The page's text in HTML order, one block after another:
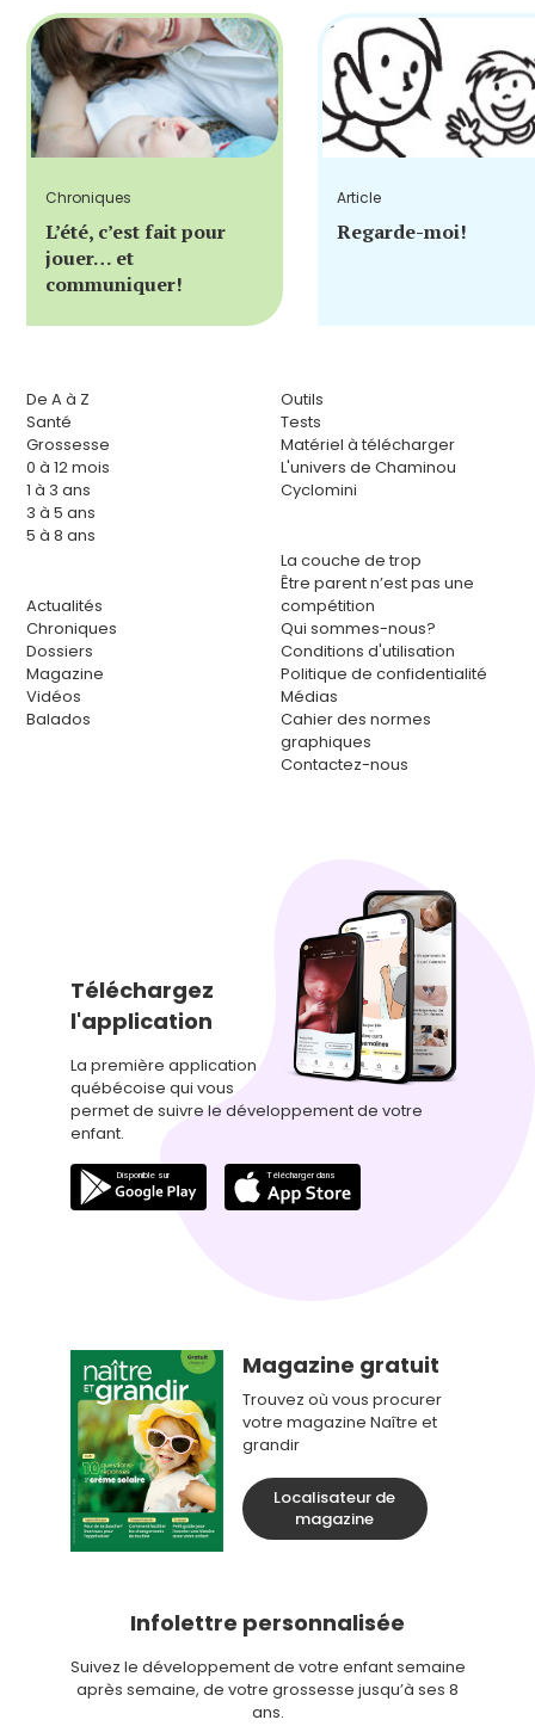
Chroniques
L’été, c’est fait pour
jouer… et
communiquer!
Article
Regarde-moi!
De A à Z
Santé
Grossesse
0 à 12 mois
1 à 3 ans
3 à 5 ans
5 à 8 ans
Actualités
Chroniques
Dossiers
Magazine
Vidéos
Balados
Outils
Tests
Matériel à télécharger
L'univers de Chaminou
Cyclomini
La couche de trop
Être parent n’est pas une
compétition
Qui sommes-nous?
Conditions d'utilisation
Politique de confidentialité
Médias
Cahier des normes
graphiques
Contactez-nous
Téléchargez
l'application
La première application
québécoise qui vous
permet de suivre le développement de votre
enfant.
Magazine gratuit
Trouvez où vous procurer
votre magazine Naître et
grandir
Localisateur de
magazine
Infolettre personnalisée
Suivez le développement de votre enfant semaine
après semaine, de votre grossesse jusqu’à ses 8
ans.